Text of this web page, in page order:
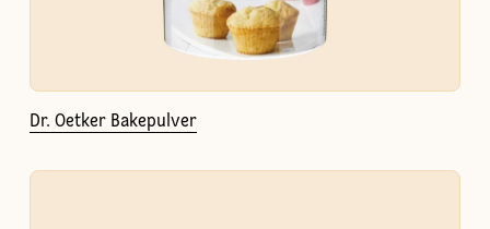
Dr. Oetker Bakepulver